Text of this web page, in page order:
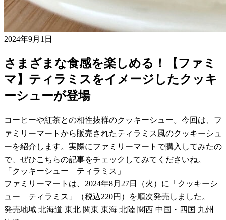
2024年9月1日
さまざまな食感を楽しめる！【ファミ
マ】ティラミスをイメージしたクッキ
ーシューが登場
コーヒーや紅茶との相性抜群のクッキーシュー。今回は、フ
ァミリーマートから販売されたティラミス風のクッキーシュ
ーを紹介します。実際にファミリーマートで購入してみたの
で、ぜひこちらの記事をチェックしてみてくださいね。
「クッキーシュー ティラミス」
ファミリーマートは、2024年8月27日（火）に「クッキーシ
ュー ティラミス」（税込220円）を順次発売しました。
発売地域 北海道 東北 関東 東海 北陸 関西 中国・四国 九州